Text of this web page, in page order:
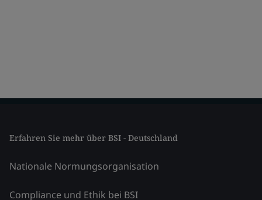
Erfahren Sie mehr über BSI - Deutschland
Nationale Normungsorganisation
Compliance und Ethik bei BSI